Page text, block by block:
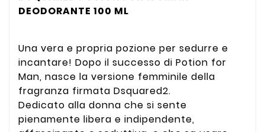
DEODORANTE 100 ML
Una vera e propria pozione per sedurre e
incantare! Dopo il successo di Potion for
Man, nasce la versione femminile della
fragranza firmata Dsquared2.
Dedicato alla donna che si sente
pienamente libera e indipendente,